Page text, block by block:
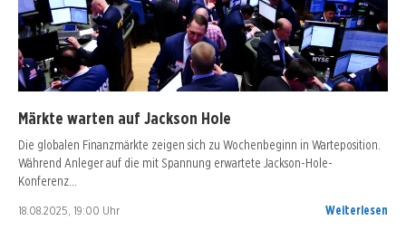
Märkte warten auf Jackson Hole
Die globalen Finanzmärkte zeigen sich zu Wochenbeginn in Warteposition.
Während Anleger auf die mit Spannung erwartete Jackson-Hole-
Konferenz…
18.08.2025, 19:00 Uhr Weiterlesen